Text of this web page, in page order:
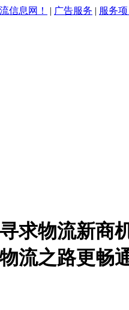
信息网！ | 广告服务 | 服务
求物流新商
流之路更畅